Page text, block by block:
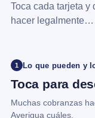
Toca cada tarjeta y
hacer legalmente…
1 Lo que pueden y
Toca para
Muchas cobranzas
Averigua cuáles.